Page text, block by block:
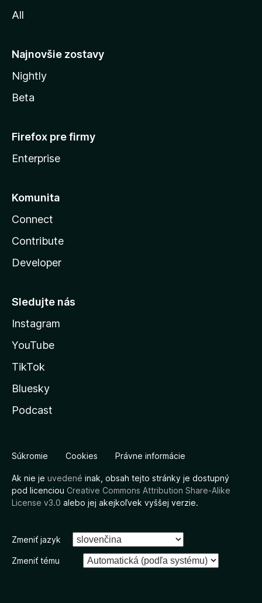
lAll
Najnovšie zostavy
Nightly
Beta
Firefox pre firmy
Enterprise
Komunita
Connect
Contribute
Developer
Sledujte nás
Instagram
YouTube
TikTok
Bluesky
Podcast
Súkromie Cookies Právne informácie
Ak nie je uvedené inak, obsah tejto stránky je dostupný
pod licenciou Creative Commons Attribution Share-Alike
License v3.0 alebo jej akejkoľvek vyššej verzie.
Zmeniť jazyk
Zmeniť tému